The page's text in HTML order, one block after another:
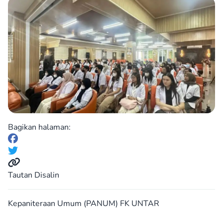
Bagikan halaman:
Tautan Disalin
Kepaniteraan Umum (PANUM) FK UNTAR